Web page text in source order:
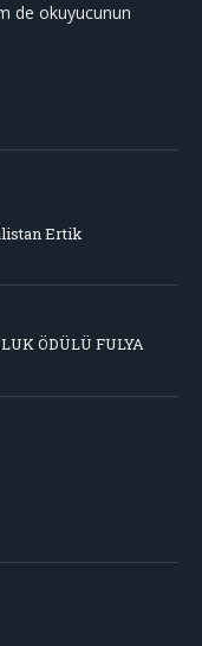
de okuyucunun
Ertik
ÖDÜLÜ FULYA